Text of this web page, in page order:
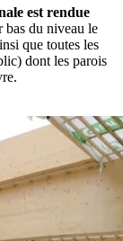
est rendue
bas du niveau le
que toutes les
dont les parois